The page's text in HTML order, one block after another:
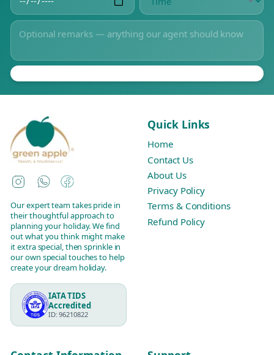
Instagram
WhatsAppFacebook
Our expert team takes pride in
their thoughtful approach to
planning your holiday. We find
out what you think might make
it extra special, then sprinkle in
our own special touches to help
create your dream holiday.
IATA TIDS
Accredited
ID: 96210822
Quick Links
Home
Contact Us
About Us
Privacy Policy
Terms & Conditions
Refund Policy